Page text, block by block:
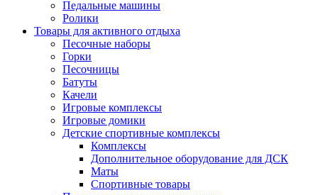
Педальные машины
Ролики
Товары для активного отдыха
Песочные наборы
Горки
Песочницы
Батуты
Качели
Игровые комплексы
Игровые домики
Детские спортивные комплексы
Комплексы
Дополнительное оборудование для ДСК
Маты
Спортивные товары